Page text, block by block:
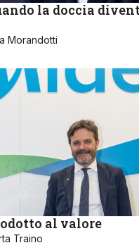
la doccia
Morandotti
al valore
Traino